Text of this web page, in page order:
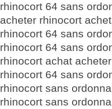
rhinocort 64 sans
acheter rhinocort
rhinocort 64 sans
rhinocort 64 sans
rhinocort achat
rhinocort 64 sans
rhinocort sans
rhinocort sans